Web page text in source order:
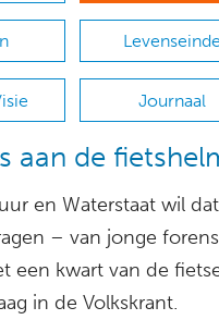
Levenseinde
Journaal
aan de
en Waterstaat wil
– van jonge
een kwart van de
in de Volkskrant.